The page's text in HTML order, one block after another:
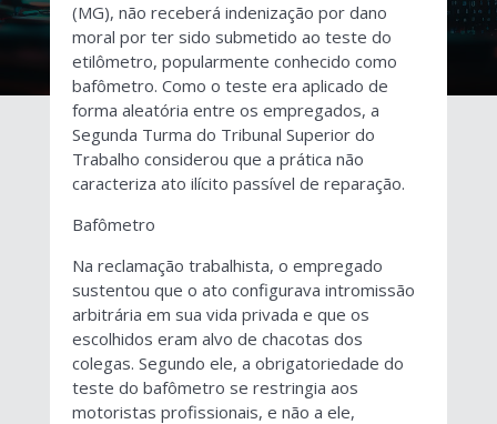
(MG), não receberá indenização por dano
moral por ter sido submetido ao teste do
etilômetro, popularmente conhecido como
bafômetro. Como o teste era aplicado de
forma aleatória entre os empregados, a
Segunda Turma do Tribunal Superior do
Trabalho considerou que a prática não
caracteriza ato ilícito passível de reparação.
Bafômetro
Na reclamação trabalhista, o empregado
sustentou que o ato configurava intromissão
arbitrária em sua vida privada e que os
escolhidos eram alvo de chacotas dos
colegas. Segundo ele, a obrigatoriedade do
teste do bafômetro se restringia aos
motoristas profissionais, e não a ele,